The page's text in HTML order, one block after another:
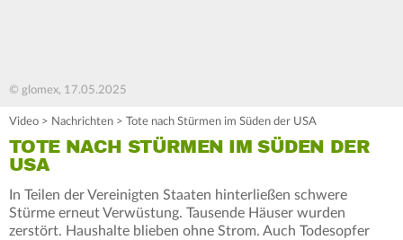
© glomex, 17.05.2025
Video > Nachrichten > Tote nach Stürmen im Süden der USA
TOTE NACH STÜRMEN IM SÜDEN DER
USA
In Teilen der Vereinigten Staaten hinterließen schwere
Stürme erneut Verwüstung. Tausende Häuser wurden
zerstört. Haushalte blieben ohne Strom. Auch Todesopfer